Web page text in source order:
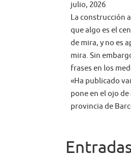
julio, 2026
La construcción
que algo es el
de mira, y no es
mira. Sin
frases en los
«Ha publicado
pone en el ojo
provincia de